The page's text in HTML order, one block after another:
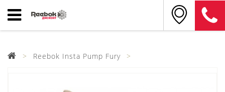
Reebok Insta Pump Fury